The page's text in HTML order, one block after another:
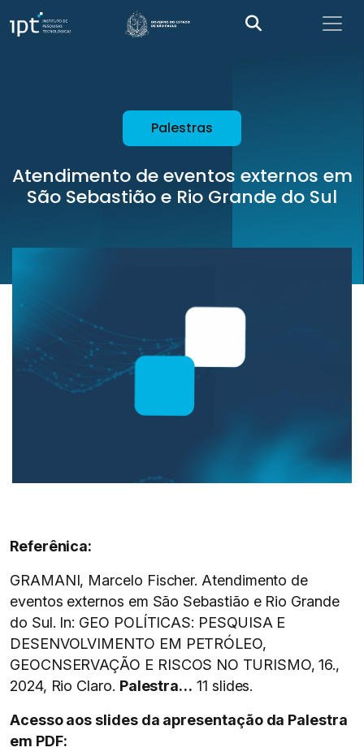
Palestras
Atendimento de eventos externos em
São Sebastião e Rio Grande do Sul
Referênica:
GRAMANI, Marcelo Fischer. Atendimento de
eventos externos em São Sebastião e Rio Grande
do Sul. In: GEO POLÍTICAS: PESQUISA E
DESENVOLVIMENTO EM PETRÓLEO,
GEOCNSERVAÇÃO E RISCOS NO TURISMO, 16.,
2024, Rio Claro. Palestra… 11 slides.
Acesso aos slides da apresentação da Palestra
em PDF: